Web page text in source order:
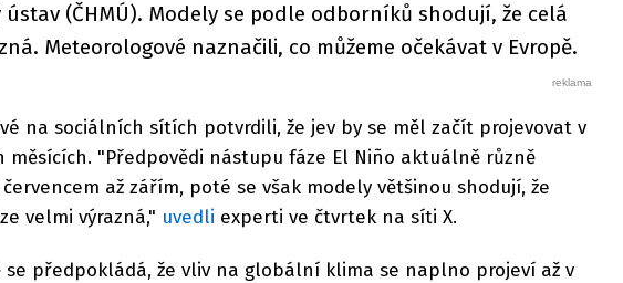
(ČHMÚ). Modely se podle odborníků shodují, že celá
Meteorologové naznačili, co můžeme očekávat v Evropě.
na sociálních sítích potvrdili, že jev by se měl začít projevovat v
měsících. "Předpovědi nástupu fáze El Niño aktuálně různě
až zářím, poté se však modely většinou shodují, že
velmi výrazná," uvedli experti ve čtvrtek na síti X.
předpokládá, že vliv na globální klima se naplno projeví až v